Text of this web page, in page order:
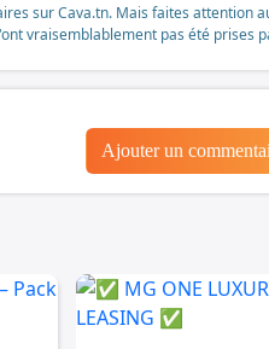
sur Cava.tn. Mais faites attention
vraisemblablement pas été prises
Ajouter un